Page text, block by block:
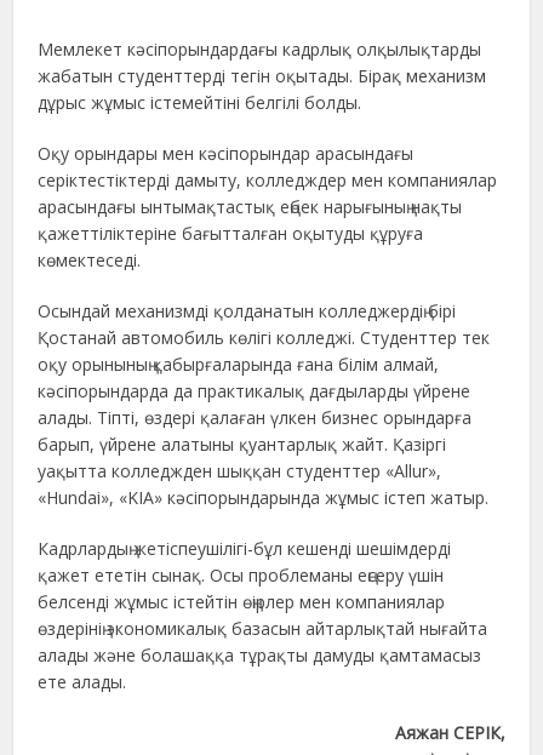
Мемлекет кәсіпорындардағы кадрлық олқылықтарды
жабатын студенттерді тегін оқытады. Бірақ механизм
дұрыс жұмыс істемейтіні белгілі болды.
Оқу орындары мен кәсіпорындар арасындағы
серіктестіктерді дамыту, колледждер мен компаниялар
арасындағы ынтымақтастық еңбек нарығының нақты
қажеттіліктеріне бағытталған оқытуды құруға
көмектеседі.
Осындай механизмді қолданатын колледжердің бірі
Қостанай автомобиль көлігі колледжі. Студенттер тек
оқу орынының қабырғаларында ғана білім алмай,
кәсіпорындарда да практикалық дағдыларды үйрене
алады. Тіпті, өздері қалаған үлкен бизнес орындарға
барып, үйрене алатыны қуантарлық жайт. Қазіргі
уақытта колледжден шыққан студенттер «Allur»,
«Hundai», «KIA» кәсіпорындарында жұмыс істеп жатыр.
Кадрлардың жетіспеушілігі-бұл кешенді шешімдерді
қажет ететін сынақ. Осы проблеманы еңсеру үшін
белсенді жұмыс істейтін өңірлер мен компаниялар
өздерінің экономикалық базасын айтарлықтай нығайта
алады және болашаққа тұрақты дамуды қамтамасыз
ете алады.
Аяжан СЕРІК,